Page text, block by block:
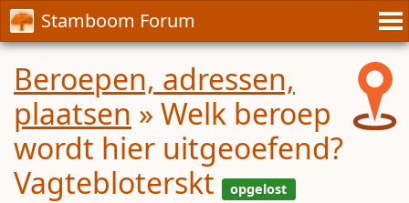
Stamboom Forum
Beroepen, adressen,
plaatsen » Welk beroep
wordt hier uitgeoefend?
Vagtebloterskt